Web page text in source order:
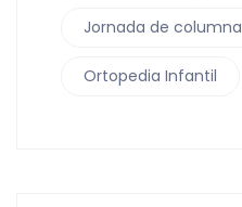
Jornada de columna
Ortopedia Infantil